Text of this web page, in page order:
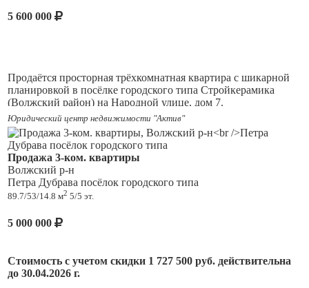
транспортной развязкой. Отлично развивающийся район с
5 600 000
Продаётся просторная трёхкомнатная квартира с шикарной
планировкой в посёлке городского типа Стройкерамика
(Волжский район) на Народной улице, дом 7.
Квартира расположена на третьем этаже пятиэтажного
панельного дома. Высота потолков составляет 2,7 метра, что
придаёт помещению воздушность и простор. Общая площадь
квартиры — 69,5 кв. м., жилая площадь — 49 кв. м., площадь
кухни — 9,2 кв. м. Все комнаты изолированные, что
обеспечивает комфорт и личное пространство для каждого
члена семьи, просторный холл позволит разместить большую
застеклённый балкон, лоджия, где можно устроить зону
отдыха или мини-сад. Санузел раздельный.
Юридический центр недвижимости "Актив"
Продажа 3-ком. квартиры
Волжский р-н
Петра Дубрава посёлок городского типа
89.7/53/14.8 м2 5/5 эт.
5 000 000
Стоимость с учетом скидки 1 727 500 руб. действительна
до 30.04.2026 г.